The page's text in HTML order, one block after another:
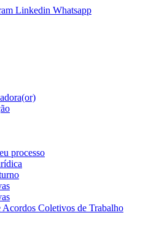
Linkedin Whatsapp
processo
Acordos Coletivos de Trabalho